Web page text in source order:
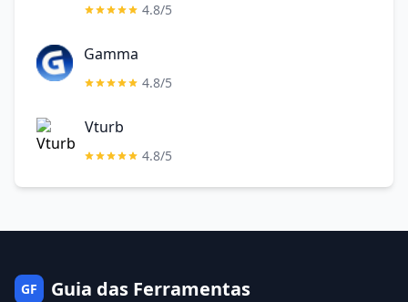
4.8/5
Gamma
4.8/5
Vturb
4.8/5
GF Guia das Ferramentas